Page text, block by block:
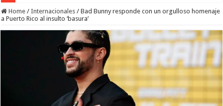
Protesta nacional con más de trescientos actos honra a inmigrantes muertos y
Home / Internacionales / Bad Bunny responde con un orgulloso homenaje
a Puerto Rico al insulto ‘basura’